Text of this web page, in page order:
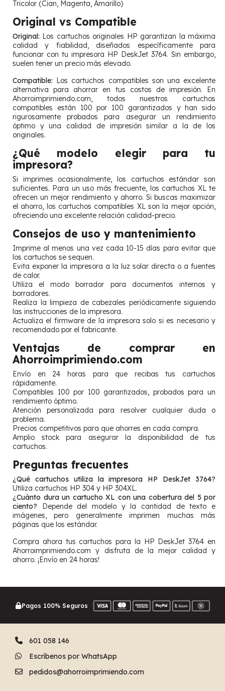
Tricolor (Cian, Magenta, Amarillo)
Original vs Compatible
Original: Los cartuchos originales HP garantizan la máxima
calidad y fiabilidad, diseñados específicamente para
funcionar con tu impresora HP DeskJet 3764. Sin embargo,
suelen tener un precio más elevado.
Compatible: Los cartuchos compatibles son una excelente
alternativa para ahorrar en tus costos de impresión. En
Ahorroimprimiendo.com, todos nuestros cartuchos
compatibles están 100 por 100 garantizados y han sido
rigurosamente probados para asegurar un rendimiento
óptimo y una calidad de impresión similar a la de los
originales.
¿Qué modelo elegir para tu
impresora?
Si imprimes ocasionalmente, los cartuchos estándar son
suficientes. Para un uso más frecuente, los cartuchos XL te
ofrecen un mejor rendimiento y ahorro. Si buscas maximizar
el ahorro, los cartuchos compatibles XL son la mejor opción,
ofreciendo una excelente relación calidad-precio.
Consejos de uso y mantenimiento
Imprime al menos una vez cada 10-15 días para evitar que
los cartuchos se sequen.
Evita exponer la impresora a la luz solar directa o a fuentes
de calor.
Utiliza el modo borrador para documentos internos y
borradores.
Realiza la limpieza de cabezales periódicamente siguiendo
las instrucciones de la impresora.
Actualiza el firmware de la impresora solo si es necesario y
recomendado por el fabricante.
Ventajas de comprar en
Ahorroimprimiendo.com
Envío en 24 horas para que recibas tus cartuchos
rápidamente.
Compatibles 100 por 100 garantizados, probados para un
rendimiento óptimo.
Atención personalizada para resolver cualquier duda o
problema.
Precios competitivos para que ahorres en cada compra.
Amplio stock para asegurar la disponibilidad de tus
cartuchos.
Preguntas frecuentes
¿Qué cartuchos utiliza la impresora HP DeskJet 3764?
Utiliza cartuchos HP 304 y HP 304XL.
¿Cuánto dura un cartucho XL con una cobertura del 5 por
ciento? Depende del modelo y la cantidad de texto e
imágenes, pero generalmente imprimen muchas más
páginas que los estándar.
Compra ahora tus cartuchos para la HP DeskJet 3764 en
Ahorroimprimiendo.com y disfruta de la mejor calidad y
ahorro. ¡Envío en 24 horas!
Pagos 100% Seguros
601 058 146
Escríbenos por WhatsApp
pedidos@ahorroimprimiendo.com